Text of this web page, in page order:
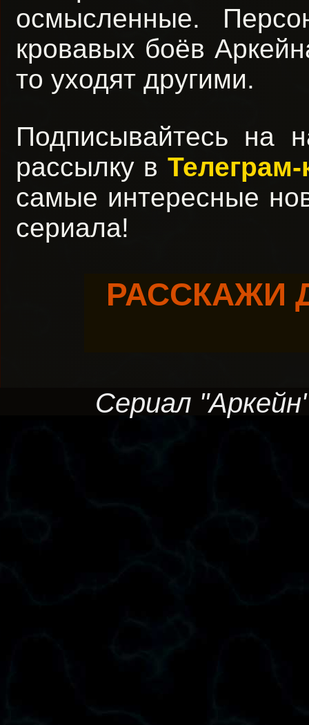
осмысленные.
кровавых боёв
то уходят другими.
Подписывайтесь на
рассылку в Телеграм-
самые интересные
сериала!
РАССКАЖИ
Сериал